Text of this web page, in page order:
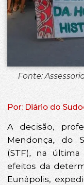
Fonte:
Por: Diário do
A decisão,
Mendonça, do
(STF), na
efeitos da
Eunápolis,